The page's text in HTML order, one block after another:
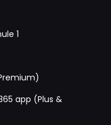
1
app (Plus &